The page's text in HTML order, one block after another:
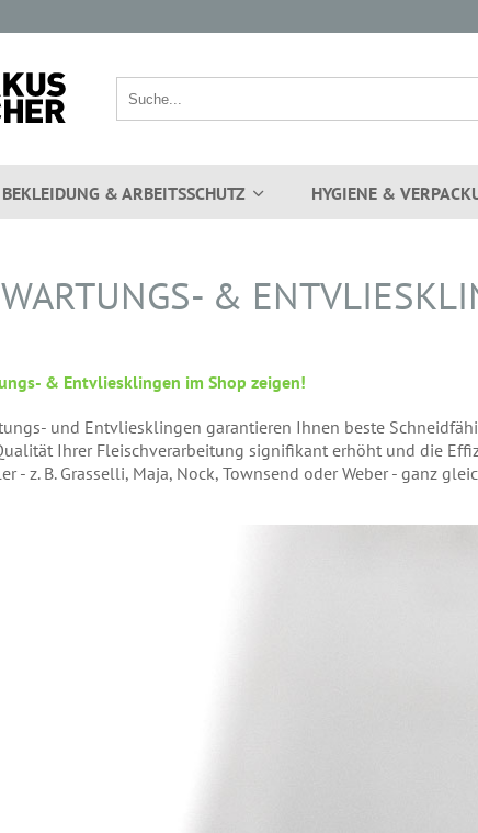
BEKLEIDUNG & ARBEITSSCHUTZ HYGIENE &
&
& Entvliesklingen im Shop zeigen!
und Entvliesklingen garantieren Ihnen beste
Ihrer Fleischverarbeitung signifikant erhöht und die
- z. B. Grasselli, Maja, Nock, Townsend oder Weber - ganz